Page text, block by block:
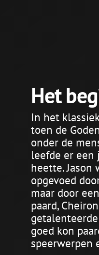
Het
In het
toen de
onder de
leefde er een
heette. Jason
opgevoed
maar door
paard,
goed kon
speerwerpen